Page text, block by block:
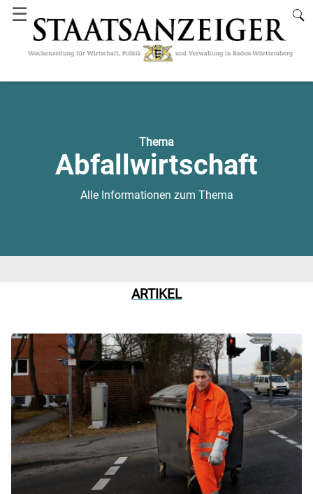
☰
Thema
Abfallwirtschaft
Alle Informationen zum Thema
ARTIKEL